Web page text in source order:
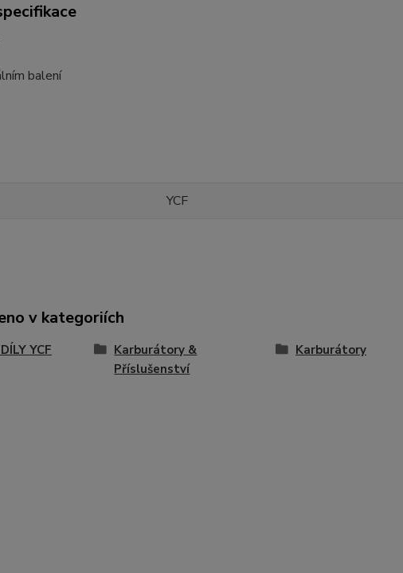
balení
YCF
v kategoriích
YCF
Karburátory &
Příslušenství
Karburátory